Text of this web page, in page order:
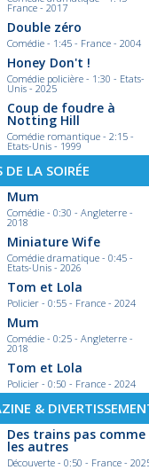
France - 2017
Double zéro
Comédie - 1:45 - France - 2004
Honey Don't !
Comédie policière - 1:30 - Etats-
Unis - 2025
Coup de foudre à
Notting Hill
Comédie romantique - 2:15 -
Etats-Unis - 1999
DE LA SOIRÉE
Mum
Comédie - 0:30 - Angleterre -
2018
Miniature Wife
Comédie dramatique - 0:45 -
Etats-Unis - 2026
Tom et Lola
Policier - 0:55 - France - 2024
Mum
Comédie - 0:25 - Angleterre -
2018
Tom et Lola
Policier - 0:50 - France - 2024
&
Des trains pas comme
les autres
Découverte - 0:50 - France -